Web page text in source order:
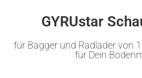
GYRUstar
für Bagger und Radlader von
für Dein